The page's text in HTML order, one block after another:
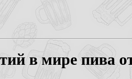
в мире пива